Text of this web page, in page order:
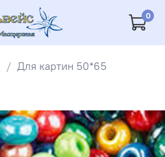
0
Для картин 50*65